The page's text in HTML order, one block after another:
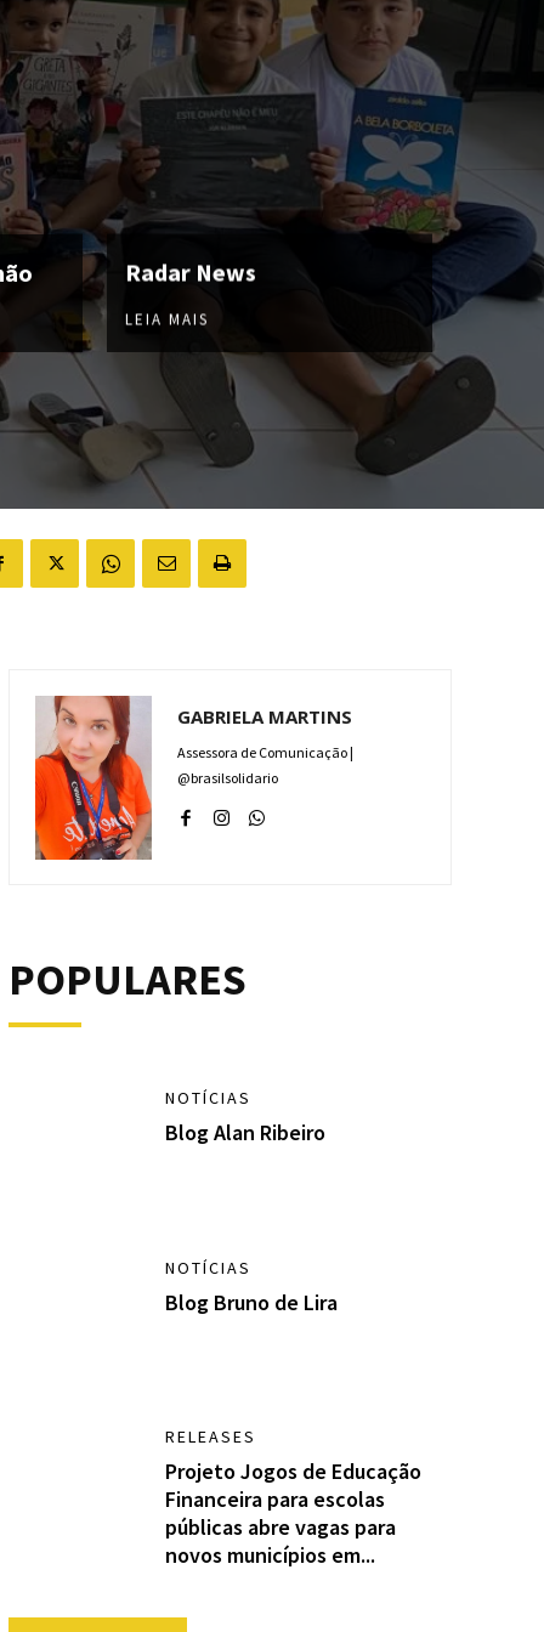
Radar News
LEIA MAIS
GABRIELA MARTINS
Assessora de Comunicação |
@brasilsolidario
POPULARES
NOTÍCIAS
Blog Alan Ribeiro
NOTÍCIAS
Blog Bruno de Lira
RELEASES
Projeto Jogos de Educação
Financeira para escolas
públicas abre vagas para
novos municípios em...